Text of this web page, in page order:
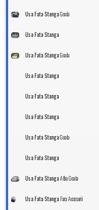
Usa Fata StangaGoala
Usa Fata Stanga
Usa Fata StangaGoala
Usa Fata Stanga
Usa Fata Stanga
Usa Fata Stanga
Usa Fata StangaGoala
Usa Fata Stanga
Usa Fata StangaAlba Goala
Usa Fata Stanga Fara Accesorii